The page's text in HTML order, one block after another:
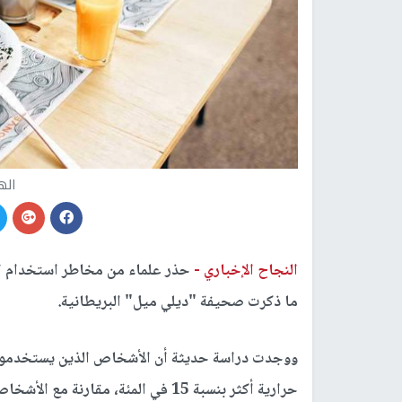
النجاح الإخباري - حذر علماء من مخاطر استخدام
ما ذكرت صحيفة "ديلي ميل" البريطانية.
ووجدت دراسة حديثة أن الأشخاص الذين
حرارية أكثر بنسبة 15 في المئة، مقارنة مع الأشخاص الآخرين.